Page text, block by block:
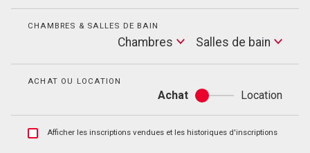
Price
CHAMBRES & SALLES DE BAIN
Chambres
Salles
de
Salles de bain
ACHAT OU LOCATION
Achat
Achat
ou
location
Location
AfficherAfficher les inscriptions vendues et les historiques d'inscriptions